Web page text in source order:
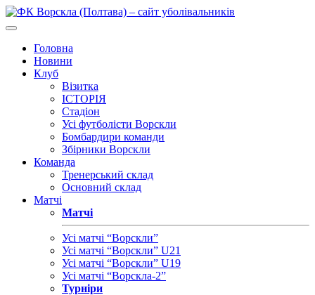
Головна
Новини
Клуб
Візитка
ІСТОРІЯ
Стадіон
Усі футболісти Ворскли
Бомбардири команди
Збірники Ворскли
Команда
Тренерський склад
Основний склад
Матчі
Матчі
Усі матчі “Ворскли”
Усі матчі “Ворскли” U21
Усі матчі “Ворскли” U19
Усі матчі “Ворскла-2”
Турніри